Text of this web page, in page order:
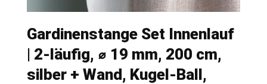
Gardinenstange Set Innenlauf
| 2-läufig, ⌀ 19 mm, 200 cm,
silber + Wand, Kugel-Ball,